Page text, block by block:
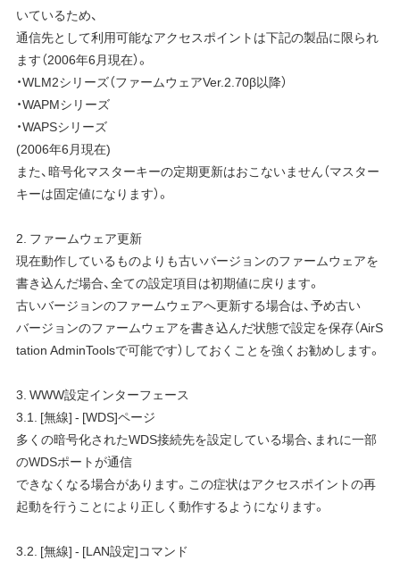
いているため、
通信先として利用可能なアクセスポイントは下記の製品に限られ
ます（2006年6月現在）。
・WLM2シリーズ（ファームウェアVer.2.70β以降）
・WAPMシリーズ
・WAPSシリーズ
(2006年6月現在)
また、暗号化マスターキーの定期更新はおこないません（マスター
キーは固定値になります）。
2. ファームウェア更新
現在動作しているものよりも古いバージョンのファームウェアを
書き込んだ場合、全ての設定項目は初期値に戻ります。
古いバージョンのファームウェアへ更新する場合は、予め古い
バージョンのファームウェアを書き込んだ状態で設定を保存（AirS
tation AdminToolsで可能です）しておくことを強くお勧めします。
3. WWW設定インターフェース
3.1. [無線] - [WDS]ページ
多くの暗号化されたWDS接続先を設定している場合、まれに一部
のWDSポートが通信
できなくなる場合があります。この症状はアクセスポイントの再
起動を行うことにより正しく動作するようになります。
3.2. [無線] - [LAN設定]コマンド